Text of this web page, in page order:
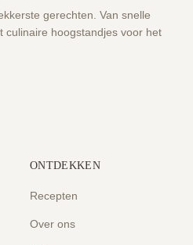
gerechten. Van snelle
culinaire hoogstandjes voor het
ONTDEKKEN
Recepten
Over ons